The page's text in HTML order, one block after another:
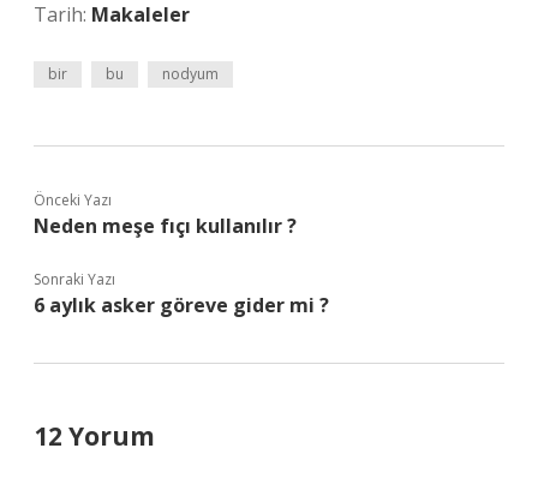
Tarih: Makaleler
bir bu nodyum
Önceki Yazı
Neden meşe fıçı kullanılır ?
Sonraki Yazı
6 aylık asker göreve gider mi ?
12 Yorum